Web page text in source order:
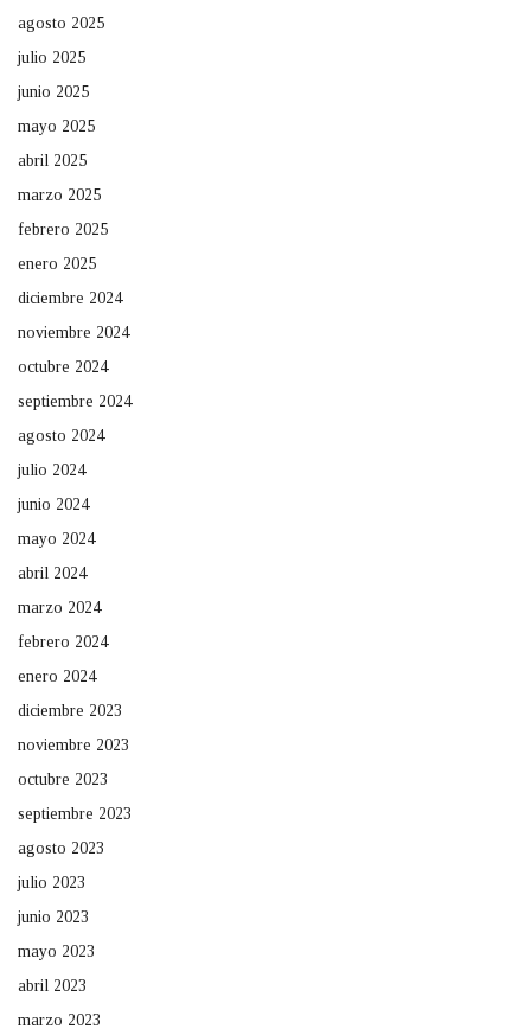
agosto 2025
julio 2025
junio 2025
mayo 2025
abril 2025
marzo 2025
febrero 2025
enero 2025
diciembre 2024
noviembre 2024
octubre 2024
septiembre 2024
agosto 2024
julio 2024
junio 2024
mayo 2024
abril 2024
marzo 2024
febrero 2024
enero 2024
diciembre 2023
noviembre 2023
octubre 2023
septiembre 2023
agosto 2023
julio 2023
junio 2023
mayo 2023
abril 2023
marzo 2023